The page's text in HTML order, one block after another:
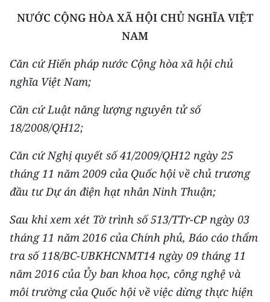
KIỂM CHỨNG THÔNG TIN
TRI THỨC CHUYÊN SÂU
54 DÂN TỘC VIỆT NAM
CHƯƠNG TRÌNH OCOP - MỖI XÃ
MỘT SẢN PHẨM
MEDIA CENTER
E-Magazine
Video
NƯỚC CỘNG HÒA XÃ HỘI CHỦ NGHĨA VIỆT
NAM
Căn cứ Hiến pháp nước Cộng hòa xã hội chủ
nghĩa Việt Nam;
Căn cứ Luật năng lượng nguyên tử số
18/2008/QH12;
Căn cứ Nghị quyết số 41/2009/QH12 ngày 25
tháng 11 năm 2009 của Quốc hội về chủ trương
đầu tư Dự án điện hạt nhân Ninh Thuận;
Sau khi xem xét Tờ trình số 513/TTr-CP ngày 03
tháng 11 năm 2016 của Chính phủ, Báo cáo thẩm
tra số 118/BC-UBKHCNMT14 ngày 09 tháng 11
năm 2016 của Ủy ban khoa học, công nghệ và
môi trường của Quốc hội về việc dừng thực hiện